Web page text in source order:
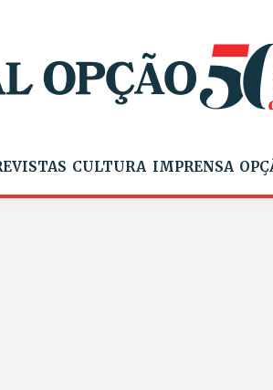
CULTURA IMPRENSA